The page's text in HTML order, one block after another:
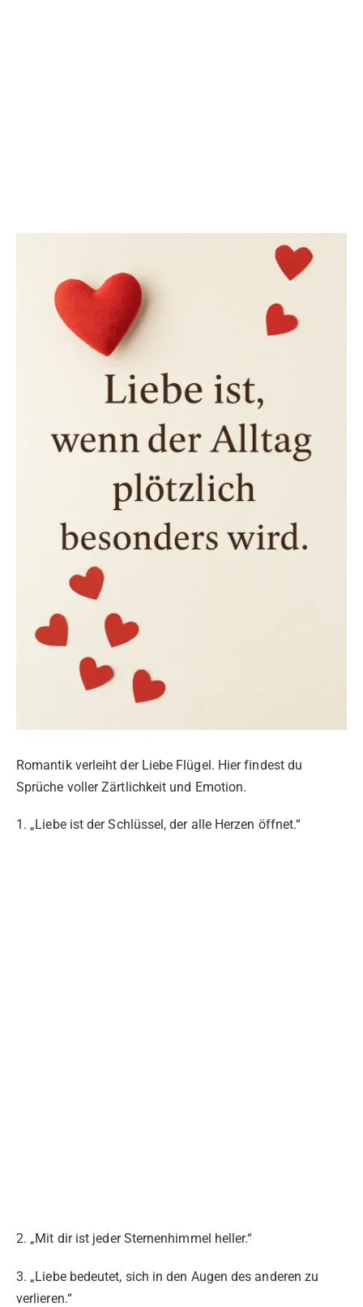
Romantik verleiht der Liebe Flügel. Hier findest du
Sprüche voller Zärtlichkeit und Emotion.
1. „Liebe ist der Schlüssel, der alle Herzen öffnet.“
2. „Mit dir ist jeder Sternenhimmel heller.“
3. „Liebe bedeutet, sich in den Augen des anderen zu
verlieren.“